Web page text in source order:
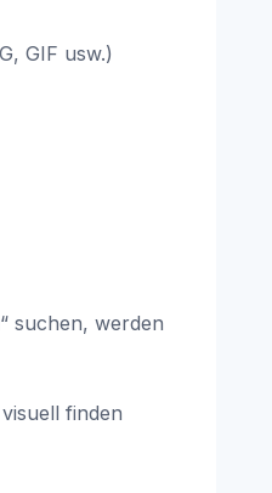
GIF usw.)
suchen, werden
finden